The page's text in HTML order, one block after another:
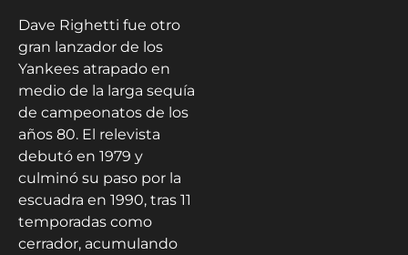
Dave Righetti fue otro
gran lanzador de los
Yankees atrapado en
medio de la larga sequía
de campeonatos de los
años 80. El relevista
debutó en 1979 y
culminó su paso por la
escuadra en 1990, tras 11
temporadas como
cerrador, acumulando